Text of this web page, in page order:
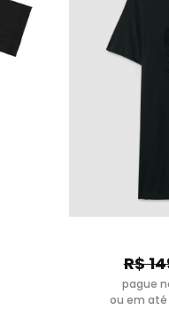
R$
pague
ou em até